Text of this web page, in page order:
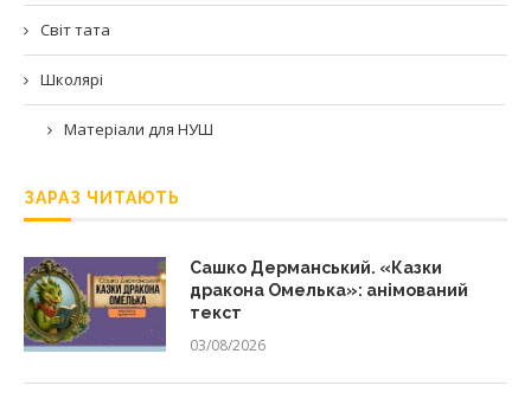
Світ тата
Школярі
Матеріали для НУШ
ЗАРАЗ ЧИТАЮТЬ
Сашко Дерманський. «Казки
дракона Омелька»: анімований
текст
03/08/2026